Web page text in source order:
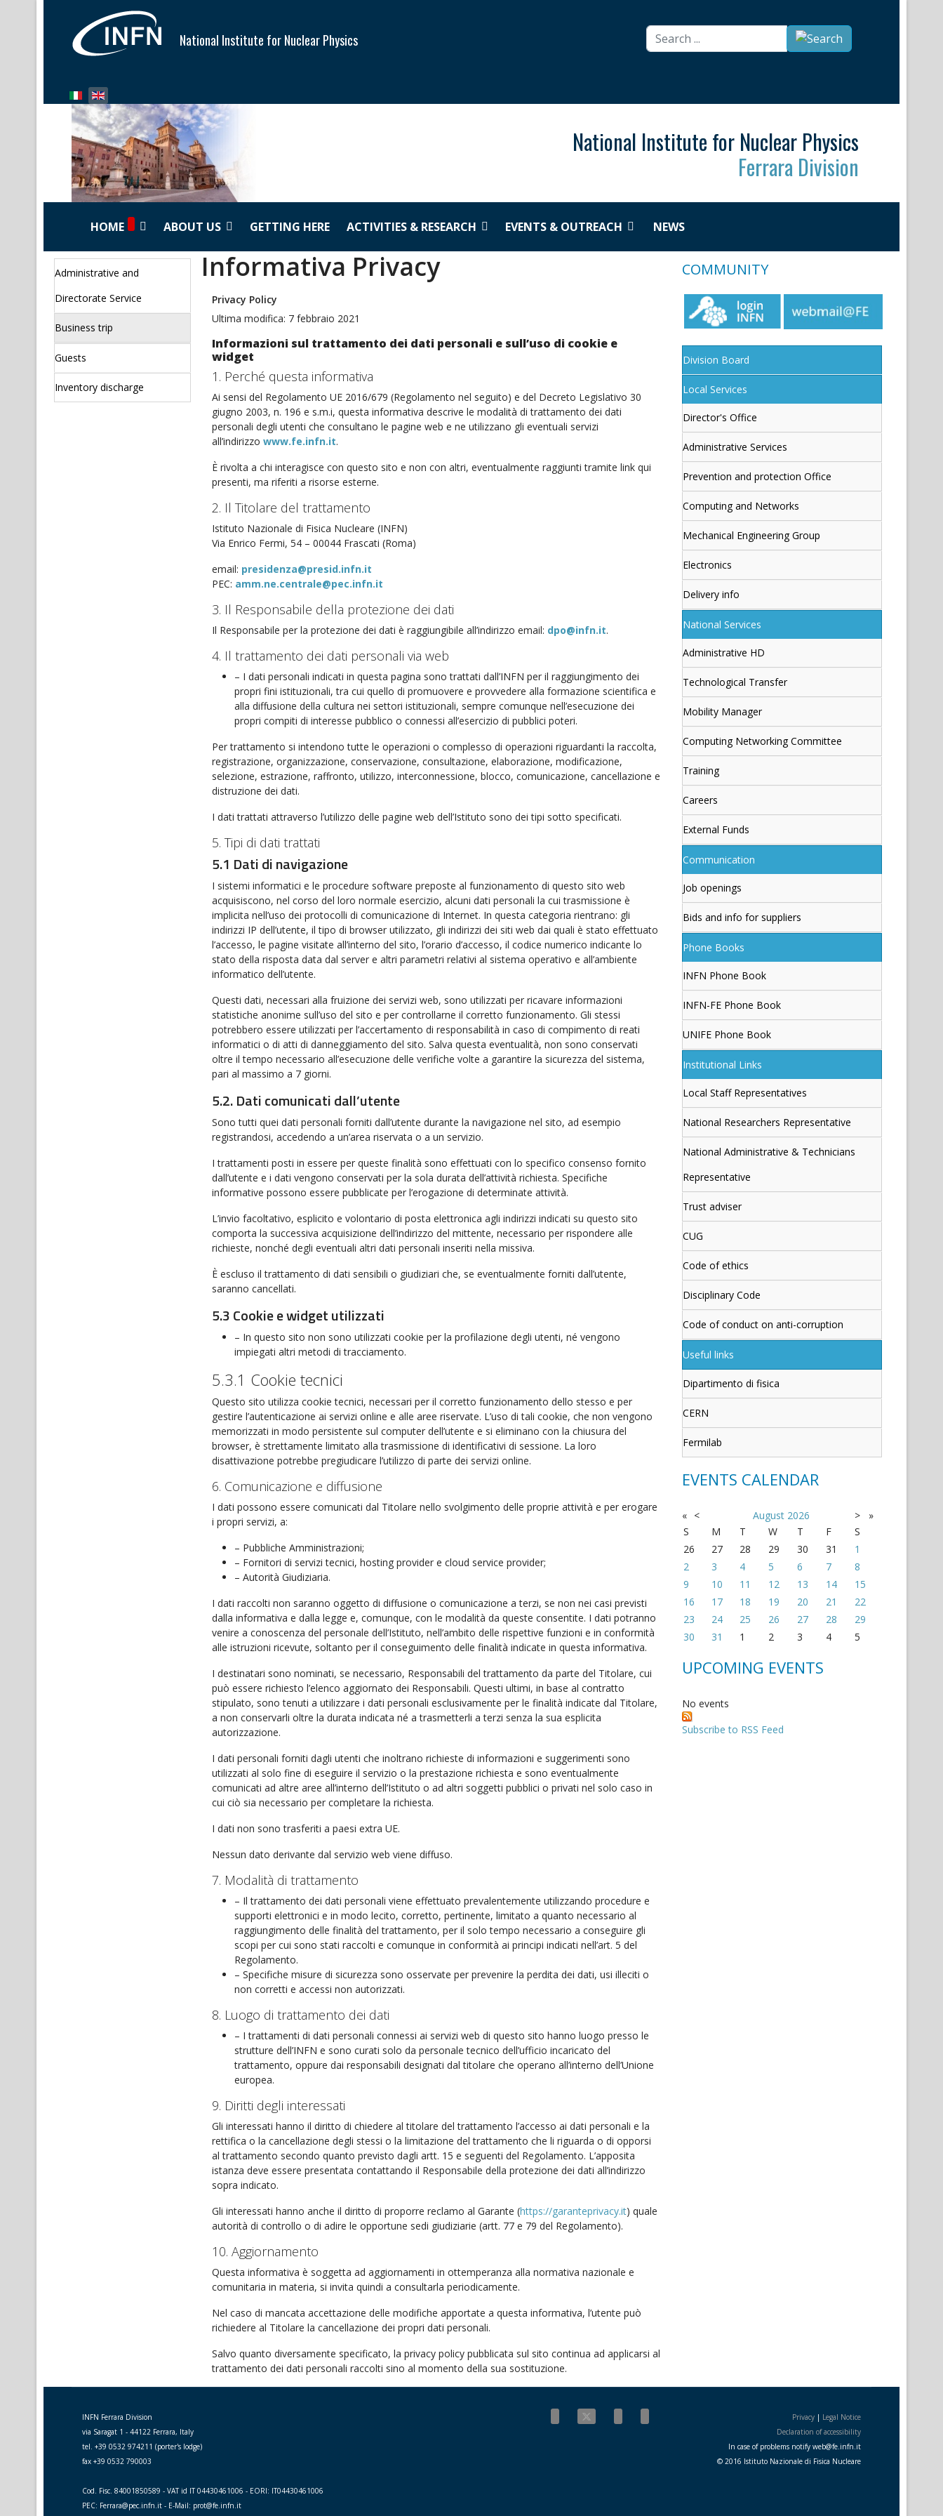
National Institute for Nuclear Physics
Select your language
Search
...
National Institute for Nuclear Physics
Ferrara Division
HOME ABOUT US GETTING HERE ACTIVITIES & RESEARCH EVENTS & OUTREACH NEWS
Administrative and
Directorate Service
Business trip
Guests
Inventory discharge
Informativa Privacy
Privacy Policy
Ultima modifica: 7 febbraio 2021
Informazioni sul trattamento dei dati personali e sull’uso di cookie e
widget
1. Perché questa informativa
Ai sensi del Regolamento UE 2016/679 (Regolamento nel seguito) e del Decreto Legislativo 30
giugno 2003, n. 196 e s.m.i, questa informativa descrive le modalità di trattamento dei dati
personali degli utenti che consultano le pagine web e ne utilizzano gli eventuali servizi
all’indirizzo www.fe.infn.it.
È rivolta a chi interagisce con questo sito e non con altri, eventualmente raggiunti tramite link qui
presenti, ma riferiti a risorse esterne.
2. Il Titolare del trattamento
Istituto Nazionale di Fisica Nucleare (INFN)
Via Enrico Fermi, 54 – 00044 Frascati (Roma)
email: presidenza@presid.infn.it
PEC: amm.ne.centrale@pec.infn.it
3. Il Responsabile della protezione dei dati
Il Responsabile per la protezione dei dati è raggiungibile all’indirizzo email: dpo@infn.it.
4. Il trattamento dei dati personali via web
– I dati personali indicati in questa pagina sono trattati dall’INFN per il raggiungimento dei
propri fini istituzionali, tra cui quello di promuovere e provvedere alla formazione scientifica e
alla diffusione della cultura nei settori istituzionali, sempre comunque nell’esecuzione dei
propri compiti di interesse pubblico o connessi all’esercizio di pubblici poteri.
Per trattamento si intendono tutte le operazioni o complesso di operazioni riguardanti la raccolta,
registrazione, organizzazione, conservazione, consultazione, elaborazione, modificazione,
selezione, estrazione, raffronto, utilizzo, interconnessione, blocco, comunicazione, cancellazione e
distruzione dei dati.
I dati trattati attraverso l’utilizzo delle pagine web dell’Istituto sono dei tipi sotto specificati.
5. Tipi di dati trattati
5.1 Dati di navigazione
I sistemi informatici e le procedure software preposte al funzionamento di questo sito web
acquisiscono, nel corso del loro normale esercizio, alcuni dati personali la cui trasmissione è
implicita nell’uso dei protocolli di comunicazione di Internet. In questa categoria rientrano: gli
indirizzi IP dell’utente, il tipo di browser utilizzato, gli indirizzi dei siti web dai quali è stato effettuato
l’accesso, le pagine visitate all’interno del sito, l’orario d’accesso, il codice numerico indicante lo
stato della risposta data dal server e altri parametri relativi al sistema operativo e all’ambiente
informatico dell’utente.
Questi dati, necessari alla fruizione dei servizi web, sono utilizzati per ricavare informazioni
statistiche anonime sull’uso del sito e per controllarne il corretto funzionamento. Gli stessi
potrebbero essere utilizzati per l’accertamento di responsabilità in caso di compimento di reati
informatici o di atti di danneggiamento del sito. Salva questa eventualità, non sono conservati
oltre il tempo necessario all’esecuzione delle verifiche volte a garantire la sicurezza del sistema,
pari al massimo a 7 giorni.
5.2. Dati comunicati dall’utente
Sono tutti quei dati personali forniti dall’utente durante la navigazione nel sito, ad esempio
registrandosi, accedendo a un’area riservata o a un servizio.
I trattamenti posti in essere per queste finalità sono effettuati con lo specifico consenso fornito
dall’utente e i dati vengono conservati per la sola durata dell’attività richiesta. Specifiche
informative possono essere pubblicate per l’erogazione di determinate attività.
L’invio facoltativo, esplicito e volontario di posta elettronica agli indirizzi indicati su questo sito
comporta la successiva acquisizione dell’indirizzo del mittente, necessario per rispondere alle
richieste, nonché degli eventuali altri dati personali inseriti nella missiva.
È escluso il trattamento di dati sensibili o giudiziari che, se eventualmente forniti dall’utente,
saranno cancellati.
5.3 Cookie e widget utilizzati
– In questo sito non sono utilizzati cookie per la profilazione degli utenti, né vengono
impiegati altri metodi di tracciamento.
5.3.1 Cookie tecnici
Questo sito utilizza cookie tecnici, necessari per il corretto funzionamento dello stesso e per
gestire l’autenticazione ai servizi online e alle aree riservate. L’uso di tali cookie, che non vengono
memorizzati in modo persistente sul computer dell’utente e si eliminano con la chiusura del
browser, è strettamente limitato alla trasmissione di identificativi di sessione. La loro
disattivazione potrebbe pregiudicare l’utilizzo di parte dei servizi online.
6. Comunicazione e diffusione
I dati possono essere comunicati dal Titolare nello svolgimento delle proprie attività e per erogare
i propri servizi, a:
– Pubbliche Amministrazioni;
– Fornitori di servizi tecnici, hosting provider e cloud service provider;
– Autorità Giudiziaria.
I dati raccolti non saranno oggetto di diffusione o comunicazione a terzi, se non nei casi previsti
dalla informativa e dalla legge e, comunque, con le modalità da queste consentite. I dati potranno
venire a conoscenza del personale dell’Istituto, nell’ambito delle rispettive funzioni e in conformità
alle istruzioni ricevute, soltanto per il conseguimento delle finalità indicate in questa informativa.
I destinatari sono nominati, se necessario, Responsabili del trattamento da parte del Titolare, cui
può essere richiesto l’elenco aggiornato dei Responsabili. Questi ultimi, in base al contratto
stipulato, sono tenuti a utilizzare i dati personali esclusivamente per le finalità indicate dal Titolare,
a non conservarli oltre la durata indicata né a trasmetterli a terzi senza la sua esplicita
autorizzazione.
I dati personali forniti dagli utenti che inoltrano richieste di informazioni e suggerimenti sono
utilizzati al solo fine di eseguire il servizio o la prestazione richiesta e sono eventualmente
comunicati ad altre aree all’interno dell’Istituto o ad altri soggetti pubblici o privati nel solo caso in
cui ciò sia necessario per completare la richiesta.
I dati non sono trasferiti a paesi extra UE.
Nessun dato derivante dal servizio web viene diffuso.
7. Modalità di trattamento
– Il trattamento dei dati personali viene effettuato prevalentemente utilizzando procedure e
supporti elettronici e in modo lecito, corretto, pertinente, limitato a quanto necessario al
raggiungimento delle finalità del trattamento, per il solo tempo necessario a conseguire gli
scopi per cui sono stati raccolti e comunque in conformità ai principi indicati nell’art. 5 del
Regolamento.
– Specifiche misure di sicurezza sono osservate per prevenire la perdita dei dati, usi illeciti o
non corretti e accessi non autorizzati.
8. Luogo di trattamento dei dati
– I trattamenti di dati personali connessi ai servizi web di questo sito hanno luogo presso le
strutture dell’INFN e sono curati solo da personale tecnico dell’ufficio incaricato del
trattamento, oppure dai responsabili designati dal titolare che operano all’interno dell’Unione
europea.
9. Diritti degli interessati
Gli interessati hanno il diritto di chiedere al titolare del trattamento l’accesso ai dati personali e la
rettifica o la cancellazione degli stessi o la limitazione del trattamento che li riguarda o di opporsi
al trattamento secondo quanto previsto dagli artt. 15 e seguenti del Regolamento. L’apposita
istanza deve essere presentata contattando il Responsabile della protezione dei dati all’indirizzo
sopra indicato.
Gli interessati hanno anche il diritto di proporre reclamo al Garante (https://garanteprivacy.it) quale
autorità di controllo o di adire le opportune sedi giudiziarie (artt. 77 e 79 del Regolamento).
10. Aggiornamento
Questa informativa è soggetta ad aggiornamenti in ottemperanza alla normativa nazionale e
comunitaria in materia, si invita quindi a consultarla periodicamente.
Nel caso di mancata accettazione delle modifiche apportate a questa informativa, l’utente può
richiedere al Titolare la cancellazione dei propri dati personali.
Salvo quanto diversamente specificato, la privacy policy pubblicata sul sito continua ad applicarsi al
trattamento dei dati personali raccolti sino al momento della sua sostituzione.
COMMUNITY
Division Board
Local Services
Director's Office
Administrative Services
Prevention and protection Office
Computing and Networks
Mechanical Engineering Group
Electronics
Delivery info
National Services
Administrative HD
Technological Transfer
Mobility Manager
Computing Networking Committee
Training
Careers
External Funds
Communication
Job openings
Bids and info for suppliers
Phone Books
INFN Phone Book
INFN-FE Phone Book
UNIFE Phone Book
Institutional Links
Local Staff Representatives
National Researchers Representative
National Administrative & Technicians
Representative
Trust adviser
CUG
Code of ethics
Disciplinary Code
Code of conduct on anti-corruption
Useful links
Dipartimento di fisica
CERN
Fermilab
EVENTS CALENDAR
« < August 2026 >
»
S
M T W T F
S
26
27 28 29 30 31
1
2
3 4 5 6 7
8
9
10 11 12 13 14
15
16
17 18 19 20 21
22
23
24 25 26 27 28
29
30
31 1 2 3 4 5
UPCOMING EVENTS
No events
Subscribe to RSS Feed
INFN Ferrara Division
via Saragat 1 - 44122 Ferrara, Italy
tel. +39 0532 974211 (porter's lodge)
fax +39 0532 790003
Cod. Fisc. 84001850589 - VAT id IT 04430461006 - EORI: IT04430461006
PEC: Ferrara@pec.infn.it - E-Mail: prot@fe.infn.it
Privacy | Legal Notice
Declaration of accessibility
In case of problems notify web@fe.infn.it
© 2016 Istituto Nazionale di Fisica Nucleare